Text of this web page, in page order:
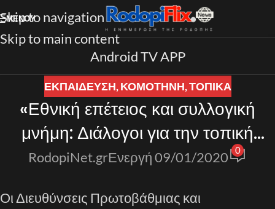
Skip to navigation
Skip to main content
ΜΕΝΟΎ
Android TV APP
ΕΚΠΑΙΔΕΥΣΗ,ΚΟΜΟΤΗΝΗ,ΤΟΠΙΚΑ
«Εθνική επέτειος και συλλογική
μνήμη: Διάλογοι για την τοπική
ιστορία»
RodopiNet.grΕνεργή 09/01/2020 0
Οι Διευθύνσεις Πρωτοβάθμιας και